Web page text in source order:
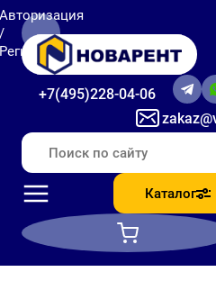
+7(495)228-04-06
Каталог